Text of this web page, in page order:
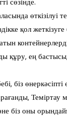
сөзінде.
өткізілуі
қол
құру, ең
біз өнеркәсіпті
Теміртау
біз оны